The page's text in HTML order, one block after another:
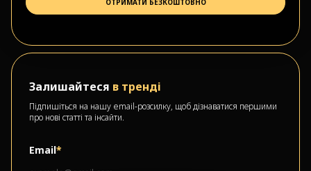
Залишайтеся в тренді
Підпишіться на нашу email-розсилку, щоб дізнаватися першими
про нові статті та інсайти.
Email*
ОТРИМАТИ БЕЗКОШТОВНО